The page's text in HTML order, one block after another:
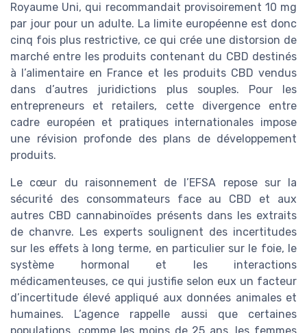
Royaume Uni, qui recommandait provisoirement 10 mg
par jour pour un adulte. La limite européenne est donc
cinq fois plus restrictive, ce qui crée une distorsion de
marché entre les produits contenant du CBD destinés
à l’alimentaire en France et les produits CBD vendus
dans d’autres juridictions plus souples. Pour les
entrepreneurs et retailers, cette divergence entre
cadre européen et pratiques internationales impose
une révision profonde des plans de développement
produits.
Le cœur du raisonnement de l’EFSA repose sur la
sécurité des consommateurs face au CBD et aux
autres CBD cannabinoïdes présents dans les extraits
de chanvre. Les experts soulignent des incertitudes
sur les effets à long terme, en particulier sur le foie, le
système hormonal et les interactions
médicamenteuses, ce qui justifie selon eux un facteur
d’incertitude élevé appliqué aux données animales et
humaines. L’agence rappelle aussi que certaines